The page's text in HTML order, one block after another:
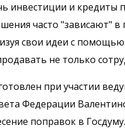
инвестиции и кредиты
часто "зависают" в
свои идеи с
не только
при участии
Федерации
поправок в